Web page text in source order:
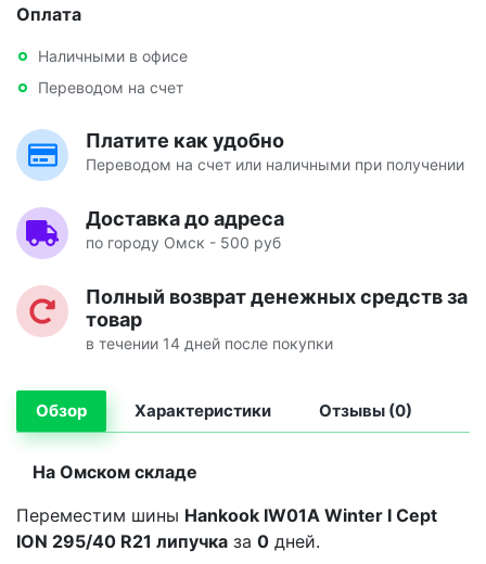
Оплата
Наличными в офисе
Переводом на счет
Платите как удобно
Переводом на счет или наличными при получении
Доставка до адреса
по городу Омск - 500 руб
Полный возврат денежных средств за
товар
в течении 14 дней после покупки
Обзор Характеристики Отзывы (0)
На Омском складе
Переместим шины Hankook IW01A Winter I Cept
ION 295/40 R21 липучка за 0 дней.